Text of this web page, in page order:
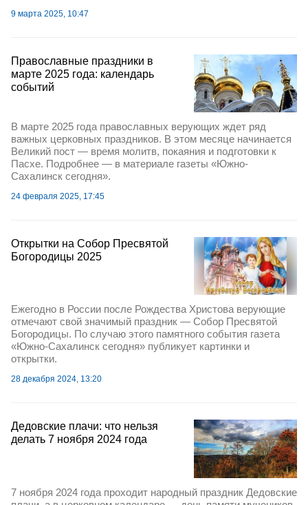
9 марта 2025, 10:47
Православные праздники в
марте 2025 года: календарь
событий
В марте 2025 года православных верующих ждет ряд
важных церковных праздников. В этом месяце начинается
Великий пост — время молитв, покаяния и подготовки к
Пасхе. Подробнее — в материале газеты «Южно-
Сахалинск сегодня».
24 февраля 2025, 17:45
Открытки на Собор Пресвятой
Богородицы 2025
Ежегодно в России после Рождества Христова верующие
отмечают свой значимый праздник — Собор Пресвятой
Богородицы. По случаю этого памятного события газета
«Южно-Сахалинск сегодня» публикует картинки и
открытки.
28 декабря 2024, 13:20
Дедовские плачи: что нельзя
делать 7 ноября 2024 года
7 ноября 2024 года проходит народный праздник Дедовские